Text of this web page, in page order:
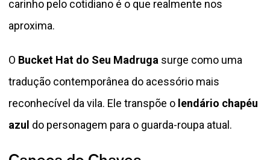
carinho pelo cotidiano é o que realmente nos
aproxima.
O Bucket Hat do Seu Madruga surge como uma
tradução contemporânea do acessório mais
reconhecível da vila. Ele transpõe o lendário chapéu
azul do personagem para o guarda-roupa atual.